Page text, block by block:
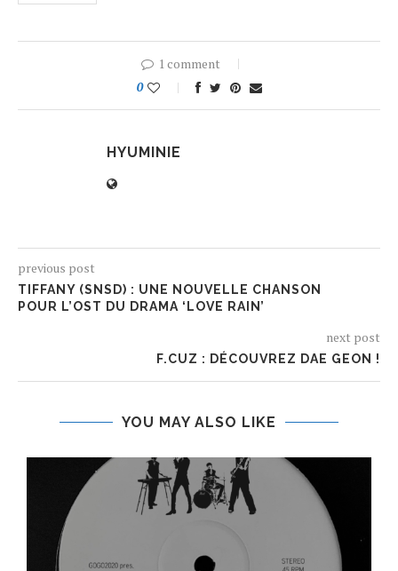
1 comment
0
HYUMINIE
previous post
TIFFANY (SNSD) : UNE NOUVELLE CHANSON
POUR L’OST DU DRAMA ‘LOVE RAIN’
next post
F.CUZ : DÉCOUVREZ DAE GEON !
YOU MAY ALSO LIKE